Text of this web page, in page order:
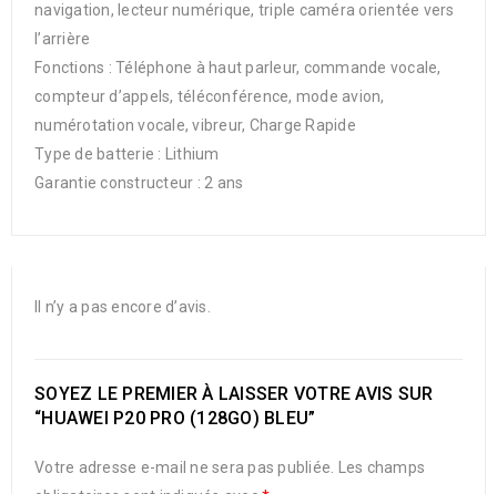
navigation, lecteur numérique, triple caméra orientée vers
l’arrière
Fonctions : Téléphone à haut parleur, commande vocale,
compteur d’appels, téléconférence, mode avion,
numérotation vocale, vibreur, Charge Rapide
Type de batterie : Lithium
Garantie constructeur : 2 ans
Il n’y a pas encore d’avis.
SOYEZ LE PREMIER À LAISSER VOTRE AVIS SUR
“HUAWEI P20 PRO (128GO) BLEU”
Votre adresse e-mail ne sera pas publiée.
Les champs